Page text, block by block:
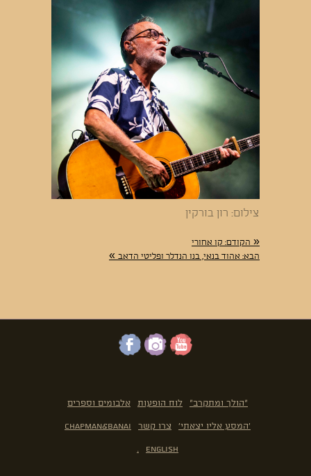
צילום: רון בורקין
« הקודם: קו אחורי
הבא: אהוד בנאי, בנו הנדלר ופליטי הדאב »
"הולך ומתקרב" לוח הופעות אלבומים וספרים
'המסע אליו יצאתי'
צרו קשר
Chapman&Banai
English
.